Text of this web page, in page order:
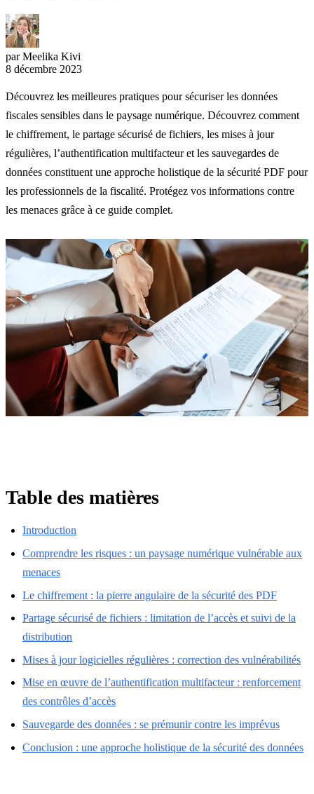
par Meelika Kivi
8 décembre 2023
Découvrez les meilleures pratiques pour sécuriser les données
fiscales sensibles dans le paysage numérique. Découvrez comment
le chiffrement, le partage sécurisé de fichiers, les mises à jour
régulières, l’authentification multifacteur et les sauvegardes de
données constituent une approche holistique de la sécurité PDF pour
les professionnels de la fiscalité. Protégez vos informations contre
les menaces grâce à ce guide complet.
Table des matières
Introduction
Comprendre les risques : un paysage numérique vulnérable aux
menaces
Le chiffrement : la pierre angulaire de la sécurité des PDF
Partage sécurisé de fichiers : limitation de l’accès et suivi de la
distribution
Mises à jour logicielles régulières : correction des vulnérabilités
Mise en œuvre de l’authentification multifacteur : renforcement
des contrôles d’accès
Sauvegarde des données : se prémunir contre les imprévus
Conclusion : une approche holistique de la sécurité des données